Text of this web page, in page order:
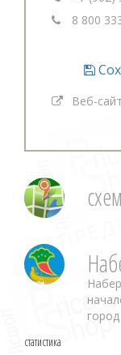
8 800
Веб-
статистика